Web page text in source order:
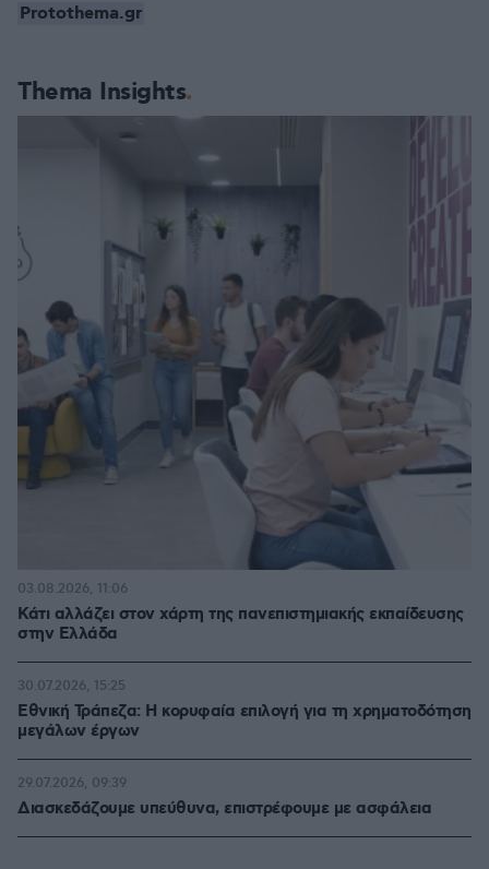
Thema Insights
Κάτι αλλάζει στον χάρτη της πανεπιστημιακής εκπαίδευσης
στην Ελλάδα
03.08.2026, 11:06
Εθνική Τράπεζα: Η κορυφαία επιλογή για τη χρηματοδότηση
μεγάλων έργων
30.07.2026, 15:25
Διασκεδάζουμε υπεύθυνα, επιστρέφουμε με ασφάλεια
29.07.2026, 09:39
Protothema.gr